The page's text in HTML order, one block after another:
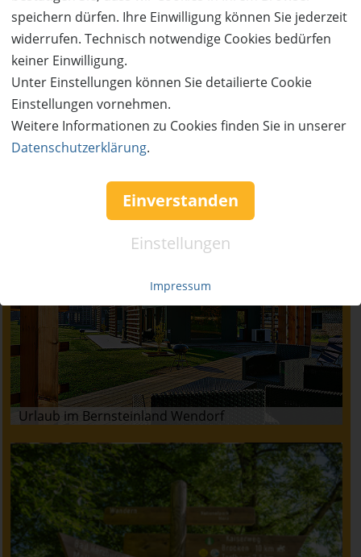
speichern dürfen. Ihre Einwilligung können Sie jederzeit
widerrufen. Technisch notwendige Cookies bedürfen
keiner Einwilligung.
Unter Einstellungen können Sie detailierte Cookie
Einstellungen vornehmen.
Weitere Informationen zu Cookies finden Sie in unserer
Datenschutzerklärung.
Einverstanden
Einstellungen
Impressum
Neu im Blog
Urlaub im Bernsteinland Wendorf